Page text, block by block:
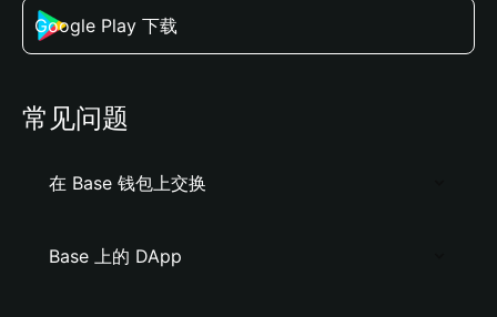
Google Play 下载
常见问题
在 Base 钱包上交换
Base 上的 DApp